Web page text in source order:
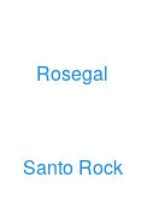
Rosegal
Santo Rock